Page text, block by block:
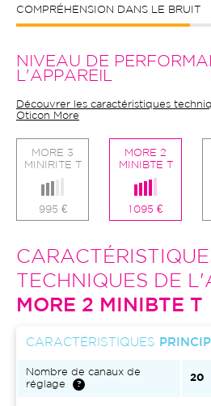
COMPRÉHENSION DANS LE BRUIT
NIVEAU DE
L'APPAREIL
Découvrer les caractéristiques
Oticon More
MORE 3
MINIRITE T
995 €
MORE 2
MINIBTE T
1 095 €
TECHNIQUES DE
MORE 2 MINIBTE T
CARACTÉRISTIQUES
Nombre de canaux de
réglage
20